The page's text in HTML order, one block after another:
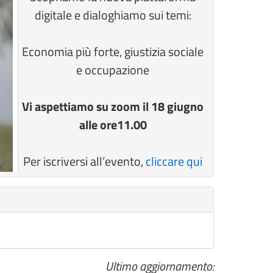
digitale e dialoghiamo sui temi:
Economia più forte, giustizia sociale
e occupazione
Vi aspettiamo su zoom il 18 giugno
alle ore11.00
Per iscriversi all’evento,cliccare qui
Ultimo aggiornamento: